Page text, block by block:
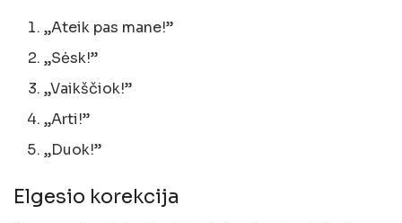
„Ateik pas mane!”
„Sėsk!”
„Vaikščiok!”
„Arti!”
„Duok!”
Elgesio korekcija